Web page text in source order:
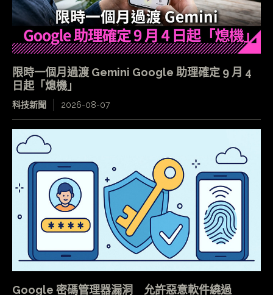
限時一個月過渡 Gemini Google 助理確定 9 月 4
日起「熄機」
科技新聞 2026-08-07
Google 密碼管理器漏洞 允許惡意軟件繞過